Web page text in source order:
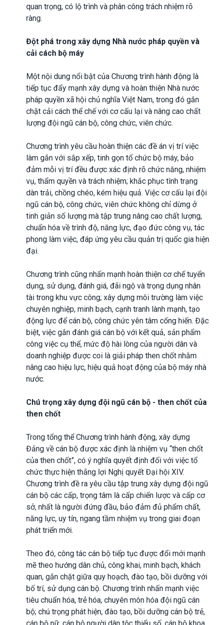
quan trọng, có lộ trình và phân công trách nhiệm rõ
ràng.
Đột phá trong xây dựng Nhà nước pháp quyền và
cải cách bộ máy
Một nội dung nổi bật của Chương trình hành động là
tiếp tục đẩy mạnh xây dựng và hoàn thiện Nhà nước
pháp quyền xã hội chủ nghĩa Việt Nam, trong đó gắn
chặt cải cách thể chế với cơ cấu lại và nâng cao chất
lượng đội ngũ cán bộ, công chức, viên chức.
Chương trình yêu cầu hoàn thiện các đề án vị trí việc
làm gắn với sắp xếp, tinh gọn tổ chức bộ máy, bảo
đảm mỗi vị trí đều được xác định rõ chức năng, nhiệm
vụ, thẩm quyền và trách nhiệm; khắc phục tình trạng
dàn trải, chồng chéo, kém hiệu quả. Việc cơ cấu lại đội
ngũ cán bộ, công chức, viên chức không chỉ dừng ở
tinh giản số lượng mà tập trung nâng cao chất lượng,
chuẩn hóa về trình độ, năng lực, đạo đức công vụ, tác
phong làm việc, đáp ứng yêu cầu quản trị quốc gia hiện
đại.
Chương trình cũng nhấn mạnh hoàn thiện cơ chế tuyển
dụng, sử dụng, đánh giá, đãi ngộ và trọng dụng nhân
tài trong khu vực công; xây dựng môi trường làm việc
chuyên nghiệp, minh bạch, cạnh tranh lành mạnh, tạo
động lực để cán bộ, công chức yên tâm cống hiến. Đặc
biệt, việc gắn đánh giá cán bộ với kết quả, sản phẩm
công việc cụ thể, mức độ hài lòng của người dân và
doanh nghiệp được coi là giải pháp then chốt nhằm
nâng cao hiệu lực, hiệu quả hoạt động của bộ máy nhà
nước.
Chú trọng xây dựng đội ngũ cán bộ - then chốt của
then chốt
Trong tổng thể Chương trình hành động, xây dựng
Đảng về cán bộ được xác định là nhiệm vụ “then chốt
của then chốt”, có ý nghĩa quyết định đối với việc tổ
chức thực hiện thắng lợi Nghị quyết Đại hội XIV.
Chương trình đề ra yêu cầu tập trung xây dựng đội ngũ
cán bộ các cấp, trọng tâm là cấp chiến lược và cấp cơ
sở, nhất là người đứng đầu, bảo đảm đủ phẩm chất,
năng lực, uy tín, ngang tầm nhiệm vụ trong giai đoạn
phát triển mới.
Theo đó, công tác cán bộ tiếp tục được đổi mới mạnh
mẽ theo hướng dân chủ, công khai, minh bạch, khách
quan, gắn chặt giữa quy hoạch, đào tạo, bồi dưỡng với
bố trí, sử dụng cán bộ. Chương trình nhấn mạnh việc
tiêu chuẩn hóa, trẻ hóa, chuyên môn hóa đội ngũ cán
bộ; chú trọng phát hiện, đào tạo, bồi dưỡng cán bộ trẻ,
cán bộ nữ, cán bộ người dân tộc thiểu số, cán bộ khoa